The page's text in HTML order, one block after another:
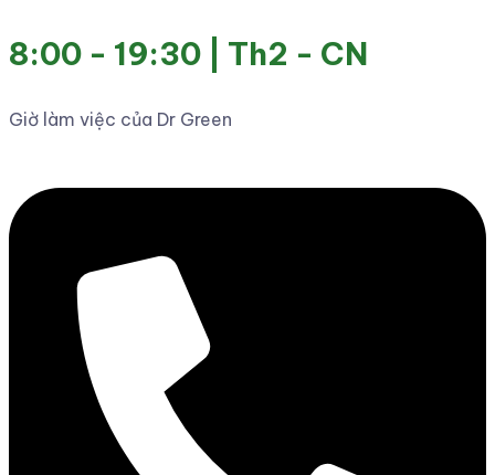
8:00 - 19:30 | Th2 - CN
Giờ làm việc của Dr Green